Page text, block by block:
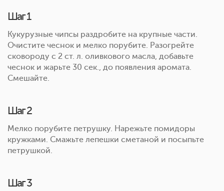
Шаг 1
Кукурузные чипсы раздробите на крупные части.
Очистите чеснок и мелко порубите. Разогрейте
сковороду с 2 ст. л. оливкового масла, добавьте
чеснок и жарьте 30 сек., до появления аромата.
Смешайте.
Шаг 2
Мелко порубите петрушку. Нарежьте помидоры
кружками. Смажьте лепешки сметаной и посыпьте
петрушкой.
Шаг 3